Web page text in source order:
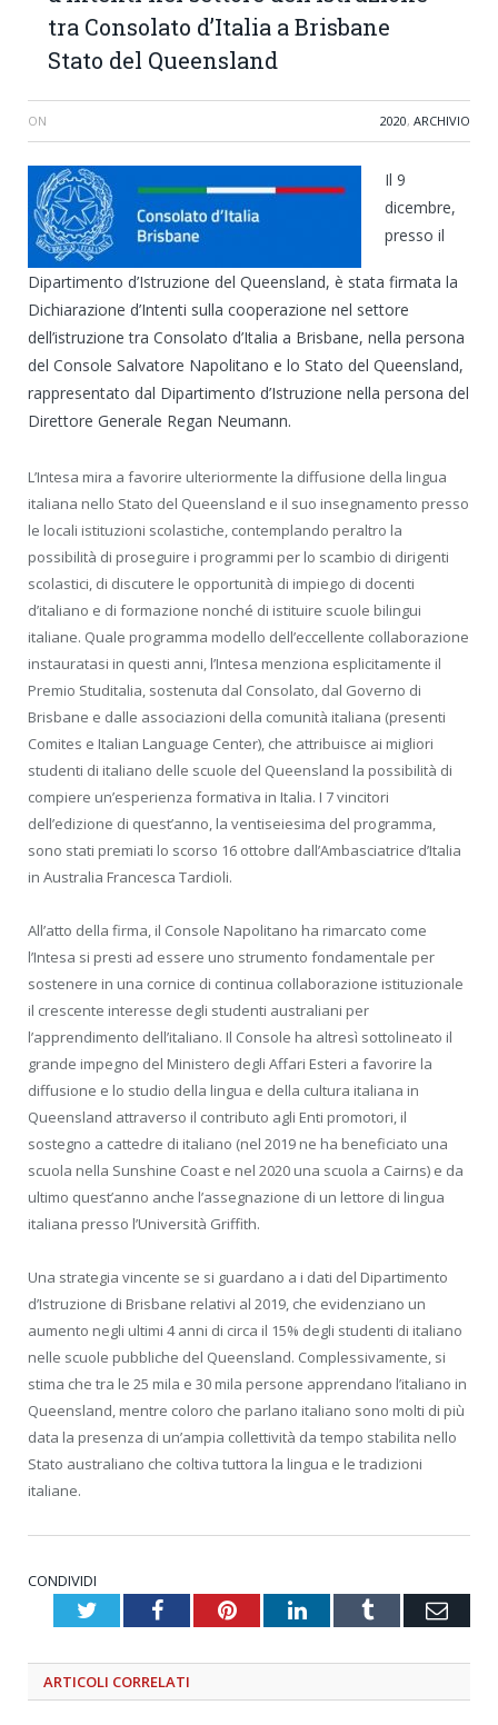
tra Consolato d’Italia a Brisbane
Stato del Queensland
ON 2020, ARCHIVIO
Il 9
dicembre,
presso il
Dipartimento d’Istruzione del Queensland, è stata firmata la
Dichiarazione d’Intenti sulla cooperazione nel settore
dell’istruzione tra Consolato d’Italia a Brisbane, nella persona
del Console Salvatore Napolitano e lo Stato del Queensland,
rappresentato dal Dipartimento d’Istruzione nella persona del
Direttore Generale Regan Neumann.
L’Intesa mira a favorire ulteriormente la diffusione della lingua
italiana nello Stato del Queensland e il suo insegnamento presso
le locali istituzioni scolastiche, contemplando peraltro la
possibilità di proseguire i programmi per lo scambio di dirigenti
scolastici, di discutere le opportunità di impiego di docenti
d’italiano e di formazione nonché di istituire scuole bilingui
italiane. Quale programma modello dell’eccellente collaborazione
instauratasi in questi anni, l’Intesa menziona esplicitamente il
Premio Studitalia, sostenuta dal Consolato, dal Governo di
Brisbane e dalle associazioni della comunità italiana (presenti
Comites e Italian Language Center), che attribuisce ai migliori
studenti di italiano delle scuole del Queensland la possibilità di
compiere un’esperienza formativa in Italia. I 7 vincitori
dell’edizione di quest’anno, la ventiseiesima del programma,
sono stati premiati lo scorso 16 ottobre dall’Ambasciatrice d’Italia
in Australia Francesca Tardioli.
All’atto della firma, il Console Napolitano ha rimarcato come
l’Intesa si presti ad essere uno strumento fondamentale per
sostenere in una cornice di continua collaborazione istituzionale
il crescente interesse degli studenti australiani per
l’apprendimento dell’italiano. Il Console ha altresì sottolineato il
grande impegno del Ministero degli Affari Esteri a favorire la
diffusione e lo studio della lingua e della cultura italiana in
Queensland attraverso il contributo agli Enti promotori, il
sostegno a cattedre di italiano (nel 2019 ne ha beneficiato una
scuola nella Sunshine Coast e nel 2020 una scuola a Cairns) e da
ultimo quest’anno anche l’assegnazione di un lettore di lingua
italiana presso l’Università Griffith.
Una strategia vincente se si guardano a i dati del Dipartimento
d’Istruzione di Brisbane relativi al 2019, che evidenziano un
aumento negli ultimi 4 anni di circa il 15% degli studenti di italiano
nelle scuole pubbliche del Queensland. Complessivamente, si
stima che tra le 25 mila e 30 mila persone apprendano l’italiano in
Queensland, mentre coloro che parlano italiano sono molti di più
data la presenza di un’ampia collettività da tempo stabilita nello
Stato australiano che coltiva tuttora la lingua e le tradizioni
italiane.
CONDIVIDI
TwitterFacebookPinterestLinkedInTumblr
ARTICOLI CORRELATI